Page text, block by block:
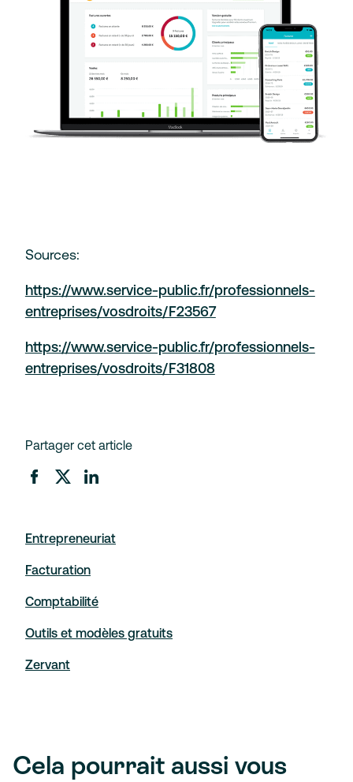
Sources:
https://www.service-public.fr/professionnels-
entreprises/vosdroits/F23567
https://www.service-public.fr/professionnels-
entreprises/vosdroits/F31808
Partager cet article
Entrepreneuriat
Facturation
Comptabilité
Outils et modèles gratuits
Zervant
Cela pourrait aussi vous